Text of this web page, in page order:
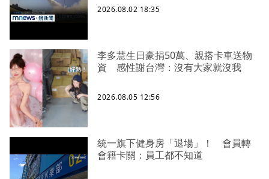
2026.08.02 18:35
李多慧生日豪捐50萬、親搭卡車送物
資 感性謝台灣：沒有大家就沒我
2026.08.05 12:56
統一旗下健身房「退場」！ 會員轉
會籍卡關：員工都不知道